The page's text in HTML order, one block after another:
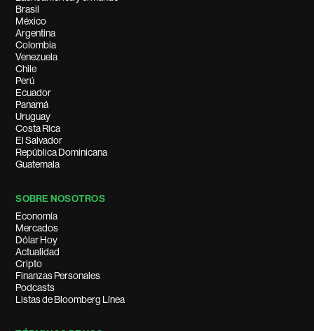
Brasil
México
Argentina
Colombia
Venezuela
Chile
Perú
Ecuador
Panamá
Uruguay
Costa Rica
El Salvador
República Dominicana
Guatemala
SOBRE NOSOTROS
Economía
Mercados
Dólar Hoy
Actualidad
Cripto
Finanzas Personales
Podcasts
Listas de Bloomberg Línea